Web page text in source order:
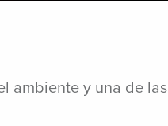
ambiente y una de las